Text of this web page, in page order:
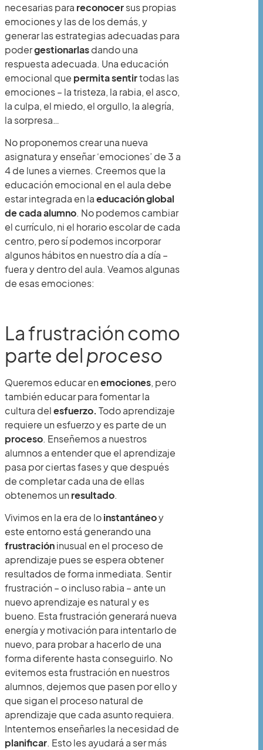
necesarias para reconocersus propias
emociones y las de los demás, y
generar las estrategias adecuadas para
podergestionarlasdando una
respuesta adecuada. Una educación
emocional que permita sentirtodas las
emociones – la tristeza, la rabia, el asco,
la culpa, el miedo, el orgullo, la alegría,
la sorpresa…
No proponemos crear una nueva
asignatura y enseñar ‘emociones’ de 3 a
4 de lunes a viernes. Creemos que la
educación emocional en el aula debe
estar integrada en laeducación global
de cada alumno. No podemos cambiar
el currículo, ni el horario escolar de cada
centro, pero sí podemos incorporar
algunos hábitos en nuestro día a día –
fuera y dentro del aula. Veamos algunas
de esas emociones:
La frustración como
parte del proceso
Queremos educar enemociones, pero
también educar para fomentar la
cultura delesfuerzo. Todo aprendizaje
requiere un esfuerzo y es parte de un
proceso. Enseñemos a nuestros
alumnos a entender que el aprendizaje
pasa por ciertas fases y que después
de completar cada una de ellas
obtenemos un resultado.
Vivimos en la era de loinstantáneoy
este entorno está generando una
frustracióninusual en el proceso de
aprendizaje pues se espera obtener
resultados de forma inmediata. Sentir
frustración – o incluso rabia – ante un
nuevo aprendizaje es natural y es
bueno. Esta frustración generará nueva
energía y motivación para intentarlo de
nuevo, para probar a hacerlo de una
forma diferente hasta conseguirlo. No
evitemos esta frustración en nuestros
alumnos, dejemos que pasen por ello y
que sigan el proceso natural de
aprendizaje que cada asunto requiera.
Intentemos enseñarles la necesidad de
planificar. Esto les ayudará a ser más